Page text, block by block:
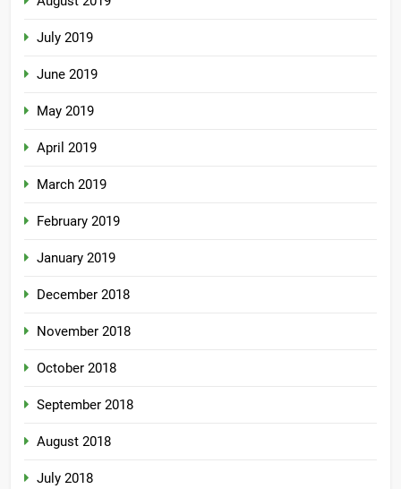
July 2019
June 2019
May 2019
April 2019
March 2019
February 2019
January 2019
December 2018
November 2018
October 2018
September 2018
August 2018
July 2018